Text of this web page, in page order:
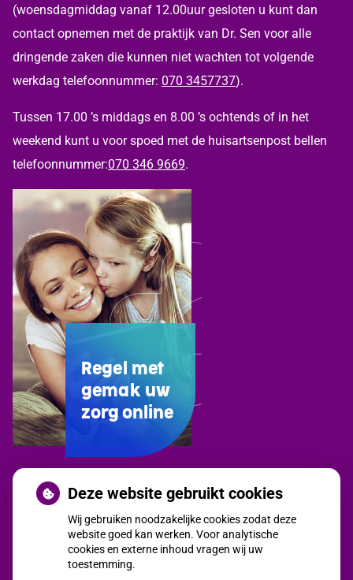
(woensdagmiddag vanaf 12.00uur gesloten u kunt dan
contact opnemen met de praktijk van Dr. Sen voor alle
dringende zaken die kunnen niet wachten tot volgende
werkdag telefoonnummer: 070 3457737).
Tussen 17.00 ’s middags en 8.00 ’s ochtends of in het
weekend kunt u voor spoed met de huisartsenpost bellen
telefoonnummer:070 346 9669.
Uw
Zorg
Online
Regel met
gemak uw
zorg online
Deze website gebruikt cookies
Wij gebruiken noodzakelijke cookies zodat deze
website goed kan werken. Voor analytische
cookies en externe inhoud vragen wij uw
toestemming.